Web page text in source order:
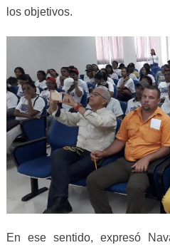
los objetivos.
En ese sentido, expresó